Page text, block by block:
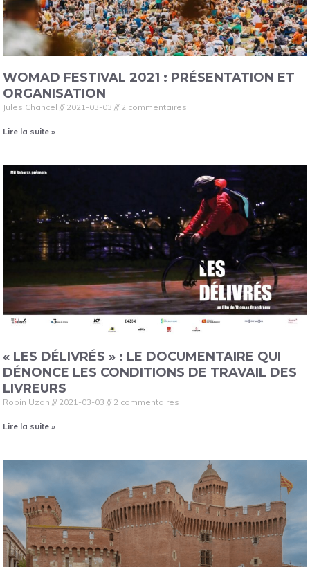
WOMAD FESTIVAL 2021 : PRÉSENTATION ET
ORGANISATION
Jules Chancel 2021-03-03 2 commentaires
Lire la suite »
« LES DÉLIVRÉS » : LE DOCUMENTAIRE QUI
DÉNONCE LES CONDITIONS DE TRAVAIL DES
LIVREURS
Robin Uzan 2021-03-03 2 commentaires
Lire la suite »